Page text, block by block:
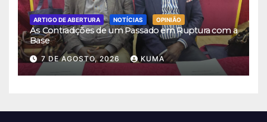
ARTIGO DE ABERTURA NOTÍCIAS OPINIÃO
As Contradições de um Passado em Ruptura com a
Base
7 DE AGOSTO, 2026 KUMA